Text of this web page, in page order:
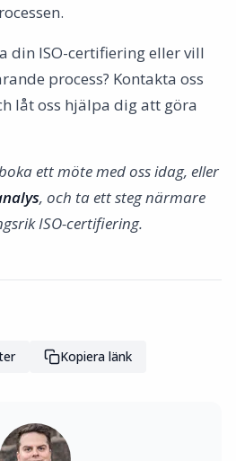
din ISO-certifiering eller vill
process? Kontakta oss
låt oss hjälpa dig att göra
ett möte med oss idag, eller
, och ta ett steg närmare
ISO-certifiering.
Kopiera länk